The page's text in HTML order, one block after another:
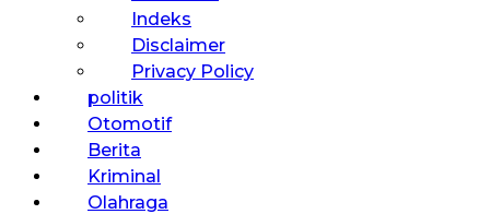
Indeks
Disclaimer
Privacy Policy
politik
Otomotif
Berita
Kriminal
Olahraga